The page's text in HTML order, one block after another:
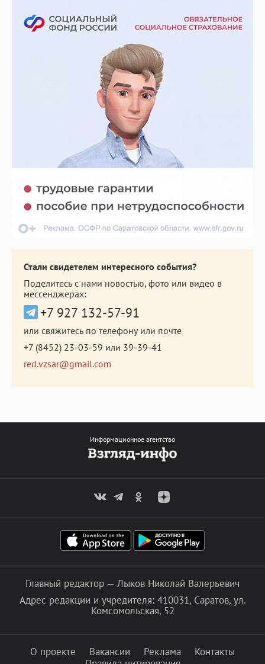
Стали свидетелем интересного события?
Поделитесь с нами новостью, фото или видео в
мессенджерах:
+7 927 132-57-91
или свяжитесь по телефону или почте
+7 (8452) 23-03-59 или 39-39-41
red.vzsar@gmail.com
Информационное агентство
Главный редактор — Лыков Николай Валерьевич
Адрес редакции и учредителя: 410031, Саратов, ул.
Комсомольская, 52
О проекте Вакансии Реклама
Контакты